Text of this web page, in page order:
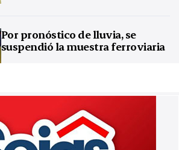
Por pronóstico de lluvia, se
suspendió la muestra ferroviaria